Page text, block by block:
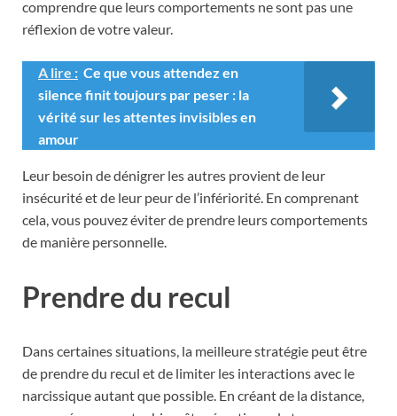
comprendre que leurs comportements ne sont pas une
réflexion de votre valeur.
A lire : Ce que vous attendez en
silence finit toujours par peser : la
vérité sur les attentes invisibles en
amour
Leur besoin de dénigrer les autres provient de leur
insécurité et de leur peur de l’infériorité. En comprenant
cela, vous pouvez éviter de prendre leurs comportements
de manière personnelle.
Prendre du recul
Dans certaines situations, la meilleure stratégie peut être
de prendre du recul et de limiter les interactions avec le
narcissique autant que possible. En créant de la distance,